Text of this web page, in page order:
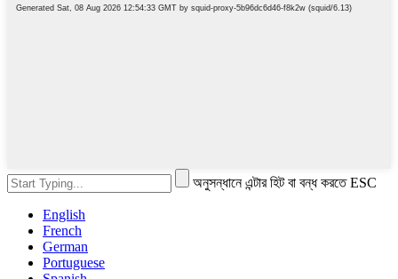
অনুসন্ধানে এন্টার হিট বা বন্ধ করতে ESC
English
French
German
Portuguese